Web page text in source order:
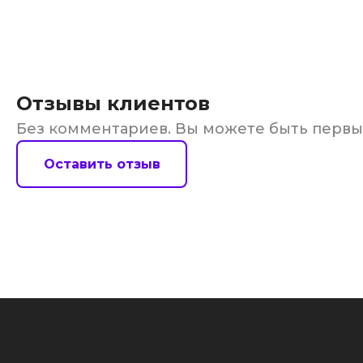
Отзывы клиентов
Без комментариев. Вы можете быть
Оставить отзыв